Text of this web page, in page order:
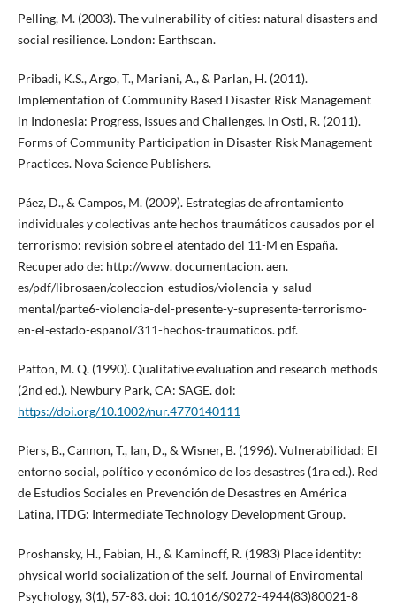
Pelling, M. (2003). The vulnerability of cities: natural disasters and
social resilience. London: Earthscan.
Pribadi, K.S., Argo, T., Mariani, A., & Parlan, H. (2011).
Implementation of Community Based Disaster Risk Management
in Indonesia: Progress, Issues and Challenges. In Osti, R. (2011).
Forms of Community Participation in Disaster Risk Management
Practices. Nova Science Publishers.
Páez, D., & Campos, M. (2009). Estrategias de afrontamiento
individuales y colectivas ante hechos traumáticos causados por el
terrorismo: revisión sobre el atentado del 11-M en España.
Recuperado de: http://www. documentacion. aen.
es/pdf/librosaen/coleccion-estudios/violencia-y-salud-
mental/parte6-violencia-del-presente-y-supresente-terrorismo-
en-el-estado-espanol/311-hechos-traumaticos. pdf.
Patton, M. Q. (1990). Qualitative evaluation and research methods
(2nd ed.). Newbury Park, CA: SAGE. doi:
https://doi.org/10.1002/nur.4770140111
Piers, B., Cannon, T., Ian, D., & Wisner, B. (1996). Vulnerabilidad: El
entorno social, político y económico de los desastres (1ra ed.). Red
de Estudios Sociales en Prevención de Desastres en América
Latina, ITDG: Intermediate Technology Development Group.
Proshansky, H., Fabian, H., & Kaminoff, R. (1983) Place identity:
physical world socialization of the self. Journal of Enviromental
Psychology, 3(1), 57-83. doi: 10.1016/S0272-4944(83)80021-8